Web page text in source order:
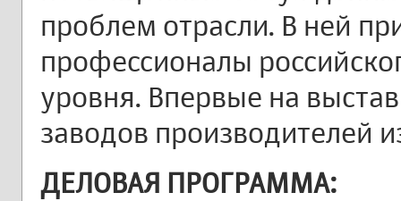
проблем отрасли. В ней
профессионалы
уровня. Впервые на
заводов производителей
ДЕЛОВАЯ ПРОГРАММА: